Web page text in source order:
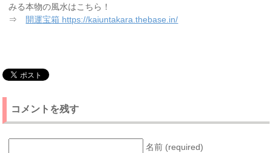
みる本物の風水はこちら！
⇒ 開運宝箱 https://kaiuntakara.thebase.in/
コメントを残す
名前 (required)